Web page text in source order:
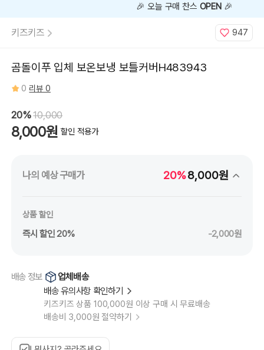
🎉 오늘 구매 찬스 OPEN🎉
키즈키즈 947
곰돌이푸 입체 보온보냉 보틀커버H483943
0 리뷰 0
20%10,000
8,000원 할인 적용가
나의 예상 구매가 20%8,000원
상품 할인
즉시 할인 20% -2,000원
배송 정보
업체배송
배송 유의사항 확인하기
키즈키즈 상품 100,000원 이상 구매 시 무료배송
배송비 3,000원 절약하기